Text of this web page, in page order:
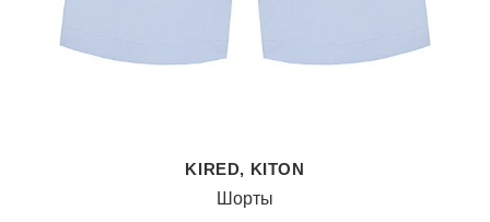
KIRED, KITON
Шорты